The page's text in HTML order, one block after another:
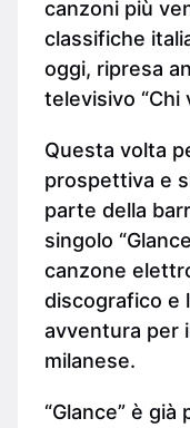
canzoni più
classifiche
oggi, ripresa
televisivo “Chi
Questa volta
prospettiva e
parte della
singolo
canzone
discografico e
avventura per
milanese.
“Glance” è